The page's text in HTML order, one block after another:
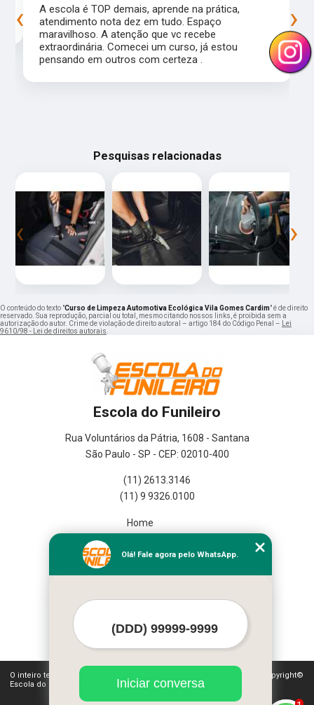
A escola é TOP demais, aprende na prática,
atendimento nota dez em tudo. Espaço
maravilhoso. A atenção que vc recebe
extraordinária. Comecei um curso, já estou
pensando em outros com certeza .
‹ ›
Pesquisas relacionadas
‹ ›
O conteúdo do texto "Curso de Limpeza Automotiva Ecológica Vila Gomes Cardim" é de direito
reservado. Sua reprodução, parcial ou total, mesmo citando nossos links, é proibida sem a
autorização do autor. Crime de violação de direito autoral – artigo 184 do Código Penal – Lei
9610/98 - Lei de direitos autorais.
Escola do Funileiro
Rua Voluntários da Pátria, 1608 - Santana
São Paulo - SP - CEP: 02010-400
(11) 2613.3146
(11) 9 9326.0100
Home
Missão
Mapa do site
O inteiro teor deste site está sujeito à proteção de direitos autorais. Copyright©
Escola do Funileiro (Lei 9610 de 19/02/1998)
Olá! Fale agora pelo WhatsApp.
Iniciar conversa